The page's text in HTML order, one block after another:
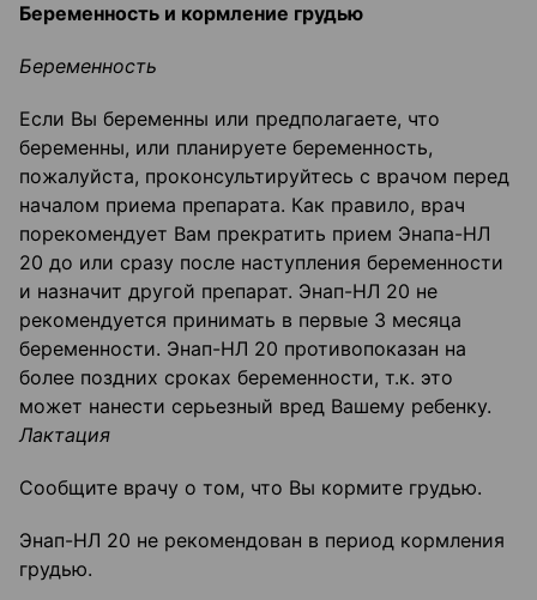
Беременность и кормление грудью
Беременность
Если Вы беременны или предполагаете, что
беременны, или планируете беременность,
пожалуйста, проконсультируйтесь с врачом перед
началом приема препарата. Как правило, врач
порекомендует Вам прекратить прием Энапа-НЛ
20 до или сразу после наступления беременности
и назначит другой препарат. Энап-НЛ 20 не
рекомендуется принимать в первые 3 месяца
беременности. Энап-НЛ 20 противопоказан на
более поздних сроках беременности, т.к. это
может нанести серьезный вред Вашему ребенку.
Лактация
Сообщите врачу о том, что Вы кормите грудью.
Энап-НЛ 20 не рекомендован в период кормления
грудью.